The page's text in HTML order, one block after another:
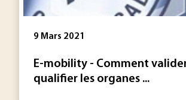
9 Mars 2021
E-mobility - Comment
qualifier les organes ...